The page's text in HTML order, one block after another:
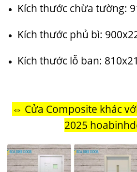
Kích thước chừa tường:
Kích thước phủ bì:
Kích thước lỗ ban:
⇔ Cửa Composite khác
2025